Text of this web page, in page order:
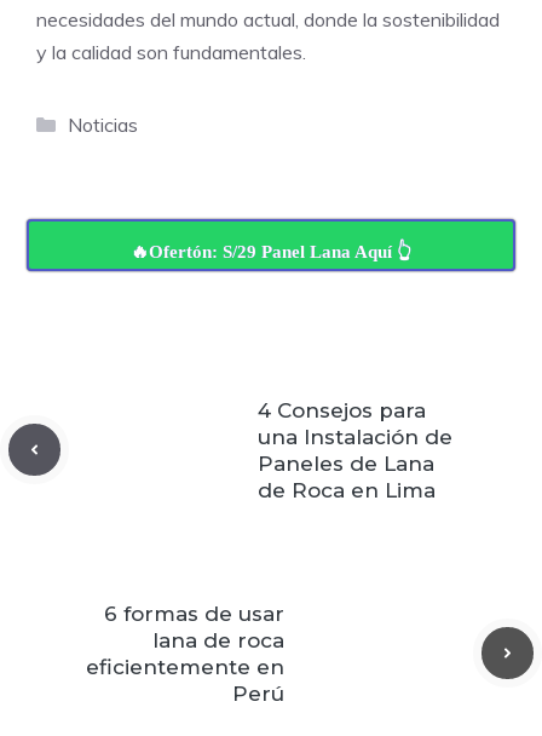
necesidades del mundo actual, donde la sostenibilidad
y la calidad son fundamentales.
Categorías
Noticias
🔥Ofertón: S/29 Panel Lana Aquí 👆
4 Consejos para
una Instalación de
Paneles de Lana
de Roca en Lima
6 formas de usar
lana de roca
eficientemente en
Perú